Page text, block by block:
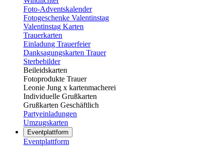
Foto-Adventskalender
Fotogeschenke Valentinstag
Valentinstag Karten
Trauerkarten
Einladung Trauerfeier
Danksagungskarten Trauer
Sterbebilder
Beileidskarten
Fotoprodukte Trauer
Leonie Jung x kartenmacherei
Individuelle Grußkarten
Grußkarten Geschäftlich
Partyeinladungen
Umzugskarten
Eventplattform
Eventplattform